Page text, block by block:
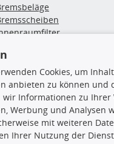
Cookies, um
anbieten zu können und
wir Informationen zu Ihrer
Werbung und Analysen
mit weiteren
Ihrer Nutzung der